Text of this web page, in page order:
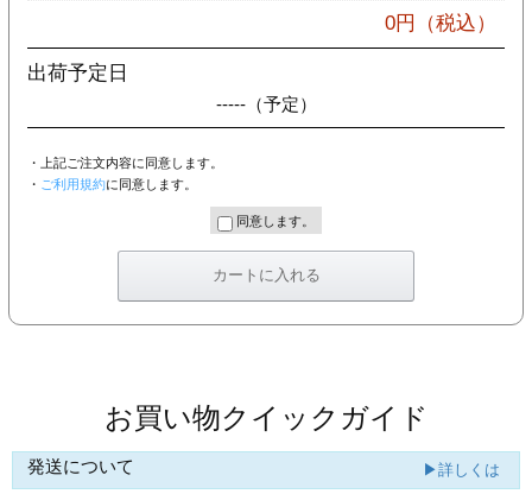
0円（税込）
出荷予定日
-----（予定）
・上記ご注文内容に同意します。
・ ご利用規約に同意します。
同意します。
お買い物クイックガイド
発送について ▶詳しくは